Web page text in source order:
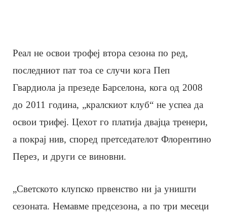
Реал не освои трофеј втора сезона по ред,
последниот пат тоа се случи кога Пеп
Гвардиола ја презеде Барселона, кога од 2008
до 2011 година, „кралскиот клуб“ не успеа да
освои трифеј. Цехот го платија двајца тренери,
а покрај нив, според претседателот Флорентино
Перез, и други се виновни.
„Светското клупско првенство ни ја уништи
сезоната. Немавме предсезона, а по три месеци